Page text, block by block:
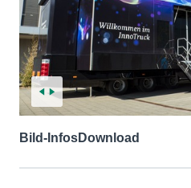
Bild-InfosDownload